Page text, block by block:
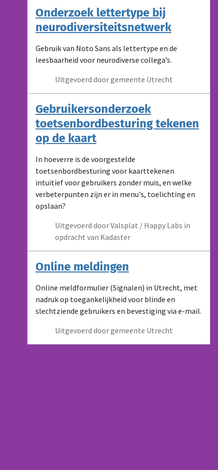
Onderzoek lettertype bij
neurodiversiteitsnetwerk
Gebruik van Noto Sans als lettertype en de
leesbaarheid voor neurodiverse collega’s.
Uitgevoerd door gemeente Utrecht
Gebruikersonderzoek
toetsenbordbesturing tekenen
op de kaart
In hoeverre is de voorgestelde
toetsenbordbesturing voor kaarttekenen
intuïtief voor gebruikers zonder muis, en welke
verbeterpunten zijn er in menu's, toelichting en
opslaan?
Uitgevoerd door Valsplat / Happy Labs in
opdracht van Kadaster
Online meldingen
Online meldformulier (Signalen) in Utrecht, met
nadruk op toegankelijkheid voor blinde en
slechtziende gebruikers en bevestiging via e-mail.
Uitgevoerd door gemeente Utrecht